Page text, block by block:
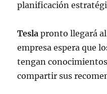
planificación
Tesla pronto llegará
empresa espera que
tengan
compartir sus